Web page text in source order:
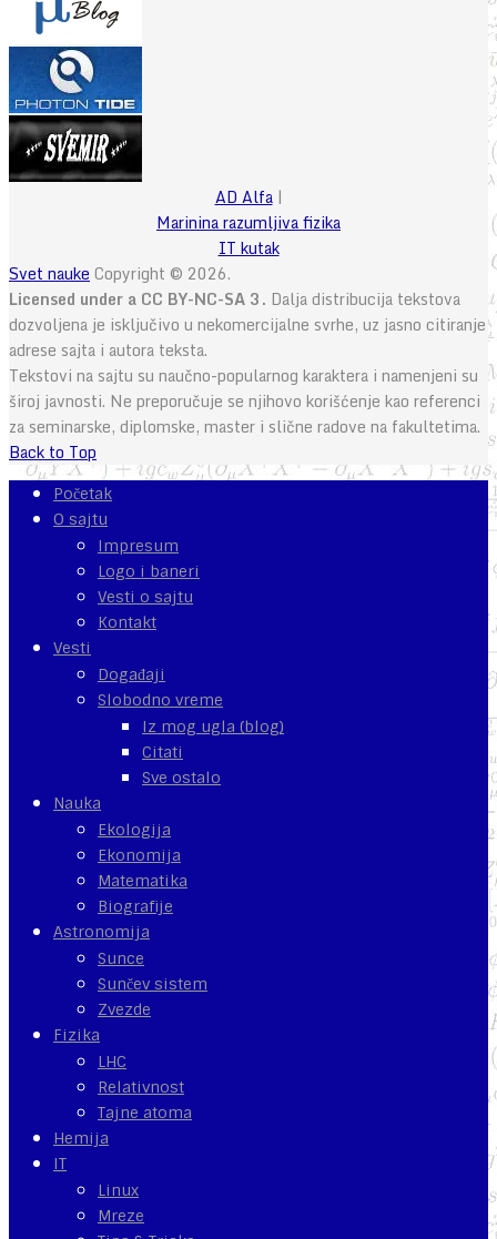
AD Alfa|
Marinina razumljiva fizika
IT kutak
Svet nauke Copyright © 2026.
Licensed under a CC BY-NC-SA 3. Dalja distribucija tekstova
dozvoljena je isključivo u nekomercijalne svrhe, uz jasno citiranje
adrese sajta i autora teksta.
Tekstovi na sajtu su naučno-popularnog karaktera i namenjeni su
široj javnosti. Ne preporučuje se njihovo korišćenje kao referenci
za seminarske, diplomske, master i slične radove na fakultetima.
Back to Top
Početak
O sajtu
Impresum
Logo i baneri
Vesti o sajtu
Kontakt
Vesti
Događaji
Slobodno vreme
Iz mog ugla (blog)
Citati
Sve ostalo
Nauka
Ekologija
Ekonomija
Matematika
Biografije
Astronomija
Sunce
Sunčev sistem
Zvezde
Fizika
LHC
Relativnost
Tajne atoma
Hemija
IT
Linux
Mreze